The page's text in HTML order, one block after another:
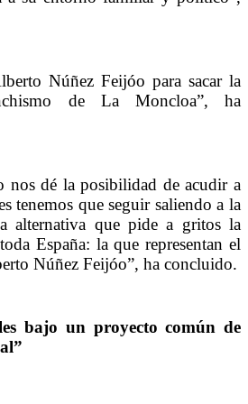
Núñez Feijóo para sacar la
de La Moncloa”, ha
nos dé la posibilidad de acudir a
tenemos que seguir saliendo a la
alternativa que pide a gritos la
España: la que representan el
Núñez Feijóo”, ha concluido.
bajo un proyecto común de